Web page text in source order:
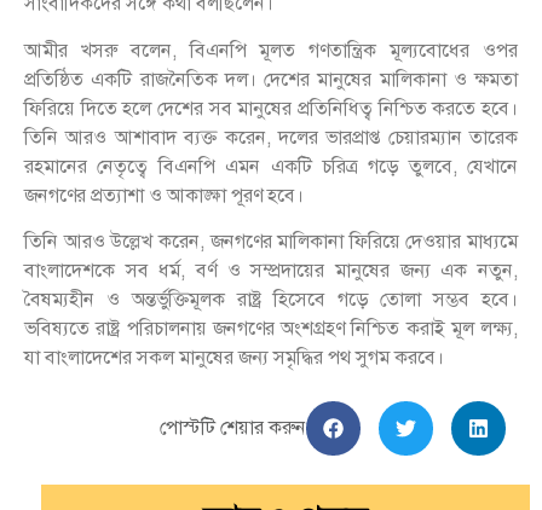
আমীর খসরু বলেন, বিএনপি মূলত গণতান্ত্রিক মূল্যবোধের ওপর
প্রতিষ্ঠিত একটি রাজনৈতিক দল। দেশের মানুষের মালিকানা ও ক্ষমতা
ফিরিয়ে দিতে হলে দেশের সব মানুষের প্রতিনিধিত্ব নিশ্চিত করতে হবে।
তিনি আরও আশাবাদ ব্যক্ত করেন, দলের ভারপ্রাপ্ত চেয়ারম্যান তারেক
রহমানের নেতৃত্বে বিএনপি এমন একটি চরিত্র গড়ে তুলবে, যেখানে
জনগণের প্রত্যাশা ও আকাঙ্ক্ষা পূরণ হবে।
তিনি আরও উল্লেখ করেন, জনগণের মালিকানা ফিরিয়ে দেওয়ার মাধ্যমে
বাংলাদেশকে সব ধর্ম, বর্ণ ও সম্প্রদায়ের মানুষের জন্য এক নতুন,
বৈষম্যহীন ও অন্তর্ভুক্তিমূলক রাষ্ট্র হিসেবে গড়ে তোলা সম্ভব হবে।
ভবিষ্যতে রাষ্ট্র পরিচালনায় জনগণের অংশগ্রহণ নিশ্চিত করাই মূল লক্ষ্য,
যা বাংলাদেশের সকল মানুষের জন্য সমৃদ্ধির পথ সুগম করবে।
পোস্টটি শেয়ার করুন